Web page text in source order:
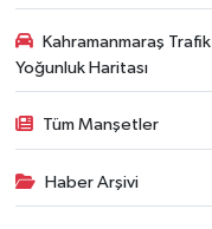
Kahramanmaraş Trafik
Yoğunluk Haritası
Tüm Manşetler
Haber Arşivi